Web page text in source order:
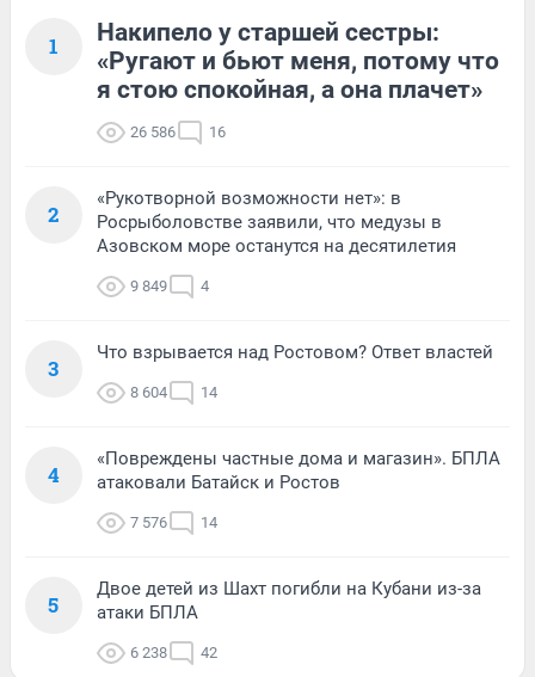
1
Накипело у старшей сестры:
«Ругают и бьют меня, потому что
я стою спокойная, а она плачет»
26 586 16
2
«Рукотворной возможности нет»: в
Росрыболовстве заявили, что медузы в
Азовском море останутся на десятилетия
9 849 4
3
Что взрывается над Ростовом? Ответ властей
8 604 14
4
«Повреждены частные дома и магазин». БПЛА
атаковали Батайск и Ростов
7 576 14
5
Двое детей из Шахт погибли на Кубани из-за
атаки БПЛА
6 238 42